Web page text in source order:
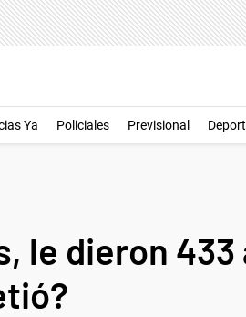
Ya Policiales Previsional
le dieron 433